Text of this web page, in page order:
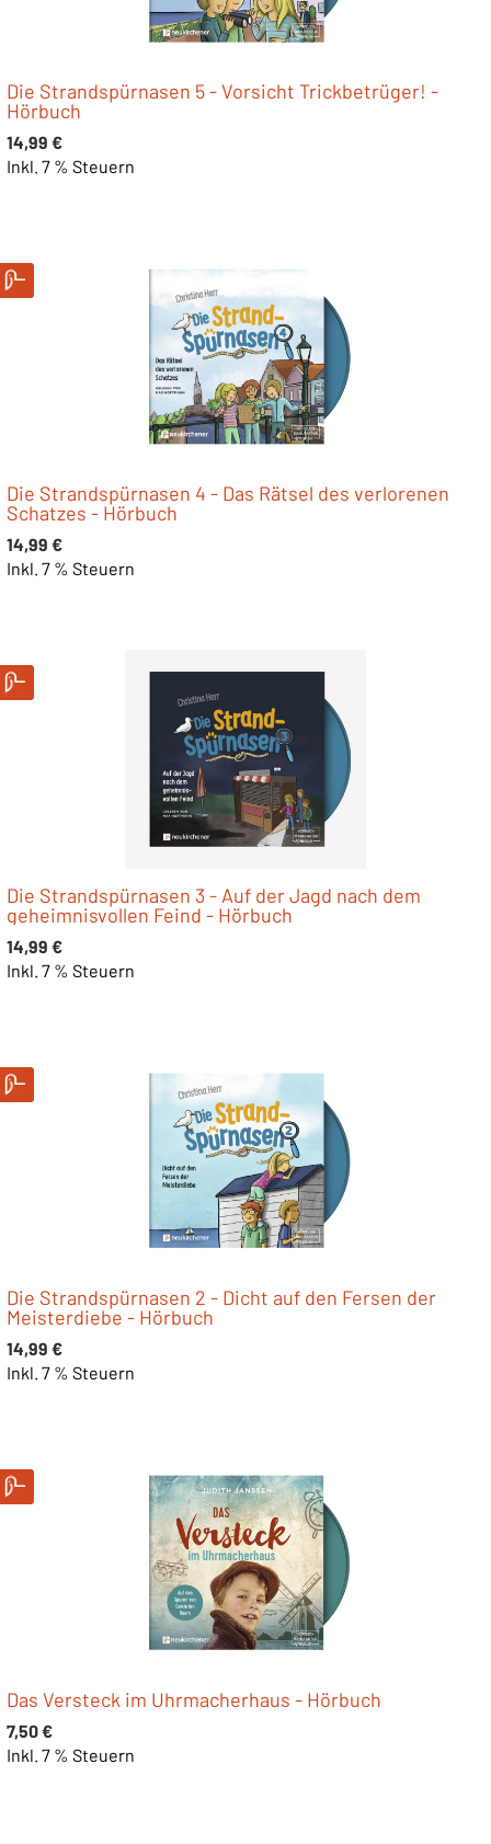
Die Strandspürnasen 5 - Vorsicht Trickbetrüger! -
Hörbuch
Regulärer Preis:
14,99 €
Inkl. 7 % Steuern
Die Strandspürnasen 4 - Das Rätsel des verlorenen
Schatzes - Hörbuch
Regulärer Preis:
14,99 €
Inkl. 7 % Steuern
Die Strandspürnasen 3 - Auf der Jagd nach dem
geheimnisvollen Feind - Hörbuch
Regulärer Preis:
14,99 €
Inkl. 7 % Steuern
Die Strandspürnasen 2 - Dicht auf den Fersen der
Meisterdiebe - Hörbuch
Regulärer Preis:
14,99 €
Inkl. 7 % Steuern
Das Versteck im Uhrmacherhaus - Hörbuch
Regulärer Preis:
7,50 €
Inkl. 7 % Steuern